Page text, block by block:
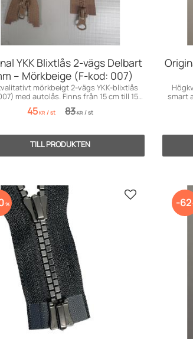
YKK Blixtlås 2-vägs Delbart
– Mörkbeige (F-kod: 007)
mörkbeigt 2-vägs YKK-blixtlås
med autolås. Finns från 15 cm till 150
cm!
45KR /st 83KR /st
smart
% Lägg till i 62